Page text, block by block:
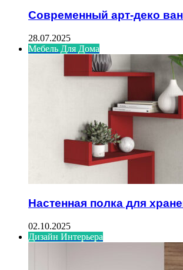
Современный арт-деко
28.07.2025
Мебель Для Дома
Настенная полка для
02.10.2025
Дизайн Интерьера